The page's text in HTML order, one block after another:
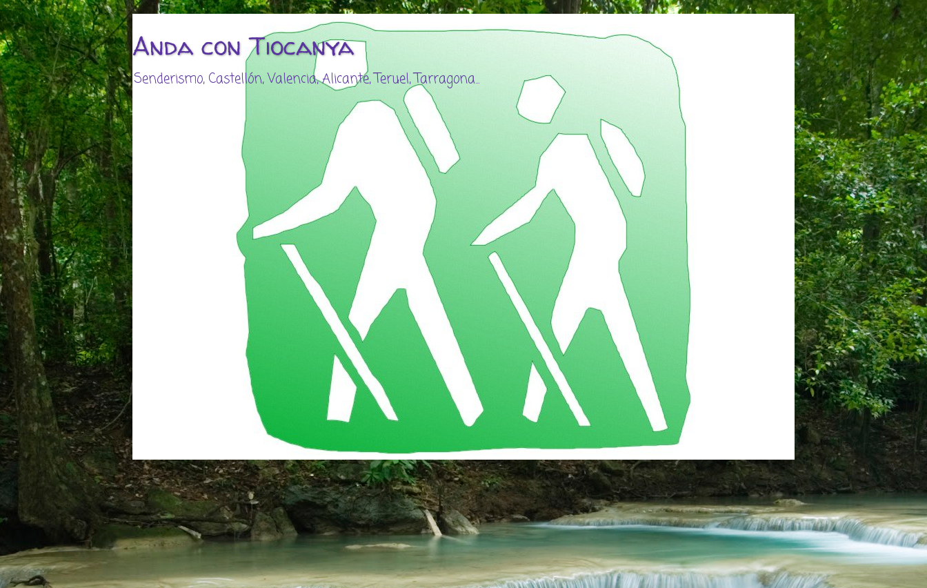
Anda con Tiocanya
Senderismo, Castellón, Valencia, Alicante, Teruel, Tarragona...